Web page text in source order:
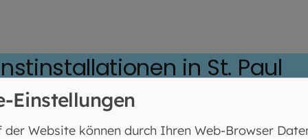
in St. Paul
„Von Ewigkeit zu Ewigkeit“ von Stefan
Brigitte Schwacke (Infoblatt als PDF):
Einstellungen
Website können durch Ihren Web-Browser